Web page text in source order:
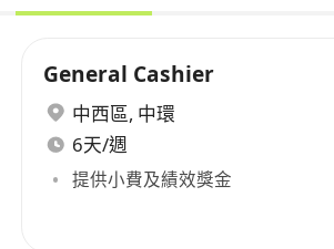
General Cashier
中西區, 中環
6天/週
提供小費及績效獎金